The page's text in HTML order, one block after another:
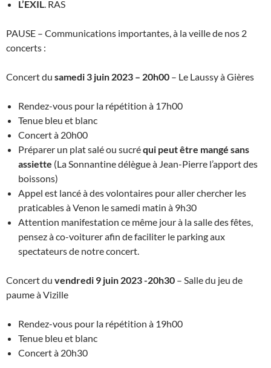
L’EXIL. RAS
PAUSE – Communications importantes, à la veille de nos 2
concerts :
Concert du samedi 3 juin 2023 – 20h00 – Le Laussy à Gières
Rendez-vous pour la répétition à 17h00
Tenue bleu et blanc
Concert à 20h00
Préparer un plat salé ou sucréqui peut être mangé sans
assiette (La Sonnantine délègue à Jean-Pierre l’apport des
boissons)
Appel est lancé à des volontaires pour aller chercher les
praticables à Venon le samedi matin à 9h30
Attention manifestation ce même jour à la salle des fêtes,
pensez à co-voiturer afin de faciliter le parking aux
spectateurs de notre concert.
Concert du vendredi 9 juin 2023 -20h30 – Salle du jeu de
paume à Vizille
Rendez-vous pour la répétition à 19h00
Tenue bleu et blanc
Concert à 20h30